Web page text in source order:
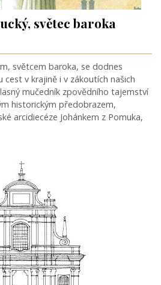
světec baroka
světcem baroka, se dodnes
cest v krajině i v zákoutích našich
mučedník zpovědního tajemství
historickým předobrazem,
arcidiecéze Johánkem z Pomuka,